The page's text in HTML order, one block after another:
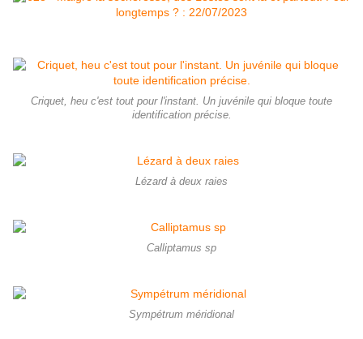
Criquet, heu c'est tout pour l'instant. Un juvénile qui bloque toute
identification précise.
Lézard à deux raies
Calliptamus sp
Sympétrum méridional